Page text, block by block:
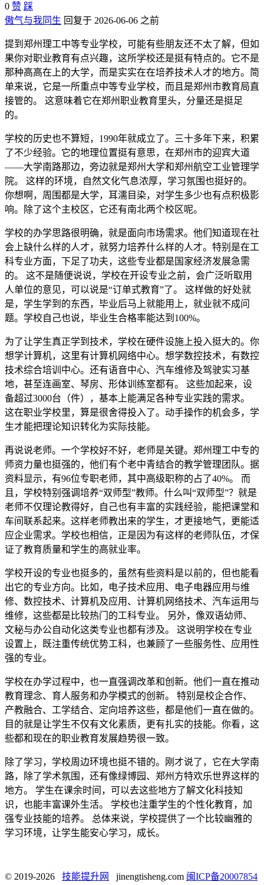
0 赞 踩
傲气与我同生 回复于 2026-06-06 之前
提到郑州理工中等专业学校，可能有些朋友还不太了解，但如
果你对职业教育有点兴趣，这所学校还是挺有特点的。它不是
那种高高在上的大学，而是实实在在培养技术人才的地方。简
单来说，它是一所重点中等专业学校，而且是郑州市教育局直
接管的。 这意味着它在郑州职业教育里头，分量还是挺足
的。
学校的历史也不算短，1990年就成立了。三十多年下来，积累
了不少经验。它的地理位置挺有意思，在郑州市的迎宾大道
——大学南路那边，旁边就是郑州大学和郑州航空工业管理学
院。 这样的环境，自然文化气息浓厚，学习氛围也挺好的。
你想啊，周围都是大学，耳濡目染，对学生多少也有点积极影
响。除了这个主校区，它还有南北两个校区呢。
学校的办学思路很明确，就是面向市场需求。他们知道现在社
会上缺什么样的人才，就努力培养什么样的人才。特别是在工
科专业方面，下足了功夫，这些专业都是国家经济发展急需
的。 这不是随便说说，学校在开设专业之前，会广泛听取用
人单位的意见，可以说是“订单式教育”了。 这样做的好处就
是，学生学到的东西，毕业后马上就能用上，就业就不成问
题。学校自己也说，毕业生合格率能达到100%。
为了让学生真正学到技术，学校在硬件设施上投入挺大的。你
想学计算机，这里有计算机网络中心。想学数控技术，有数控
技术综合培训中心。还有语音中心、汽车维修及驾驶实习基
地，甚至连画室、琴房、形体训练室都有。 这些加起来，设
备超过3000台（件），基本上能满足各种专业实践的需求。
这在职业学校里，算是很舍得投入了。动手操作的机会多，学
生才能把理论知识转化为实际技能。
再说说老师。一个学校好不好，老师是关键。郑州理工中专的
师资力量也挺强的，他们有个老中青结合的教学管理团队。据
资料显示，有96位专职老师，其中高级职称的占了40%。 而
且，学校特别强调培养“双师型”教师。什么叫“双师型”？就是
老师不仅理论教得好，自己也有丰富的实践经验，能把课堂和
车间联系起来。这样老师教出来的学生，才更接地气，更能适
应企业需求。学校也相信，正是因为有这样的老师队伍，才保
证了教育质量和学生的高就业率。
学校开设的专业也挺多的，虽然有些资料是以前的，但也能看
出它的专业方向。比如，电子技术应用、电子电器应用与维
修、数控技术、计算机及应用、计算机网络技术、汽车运用与
维修，这些都是比较热门的工科专业。 另外，像双语幼师、
文秘与办公自动化这类专业也都有涉及。 这说明学校在专业
设置上，既注重传统优势工科，也兼顾了一些服务性、应用性
强的专业。
学校在办学过程中，也一直强调改革和创新。他们一直在推动
教育理念、育人服务和办学模式的创新。 特别是校企合作、
产教融合、工学结合、定向培养这些，都是他们一直在做的。
目的就是让学生不仅有文化素质，更有扎实的技能。你看，这
些都和现在的职业教育发展趋势很一致。
除了学习，学校周边环境也挺不错的。刚才说了，它在大学南
路，除了学术氛围，还有像绿博园、郑州方特欢乐世界这样的
地方。 学生在课余时间，可以去这些地方了解文化科技知
识，也能丰富课外生活。 学校也注重学生的个性化教育，加
强专业技能的培养。 总体来说，学校提供了一个比较幽雅的
学习环境，让学生能安心学习，成长。
© 2019-2026 技能提升网 jinengtisheng.com 闽ICP备20007854